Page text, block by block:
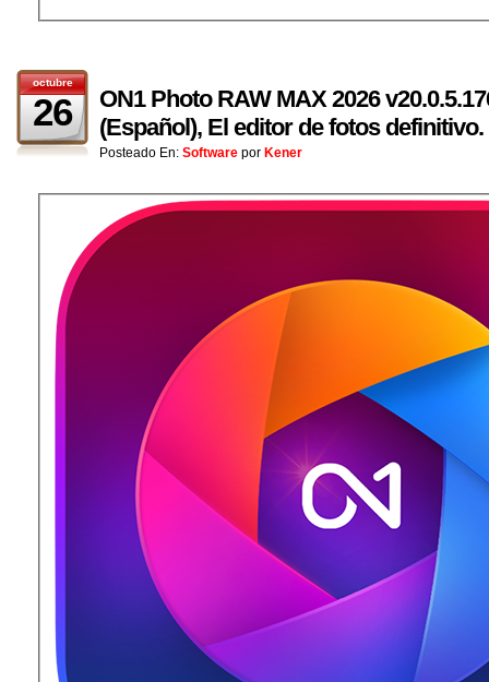
octubre
26
ON1 Photo RAW MAX 2026
(Español), El editor de fotos definitivo.
Posteado En: Software por Kener